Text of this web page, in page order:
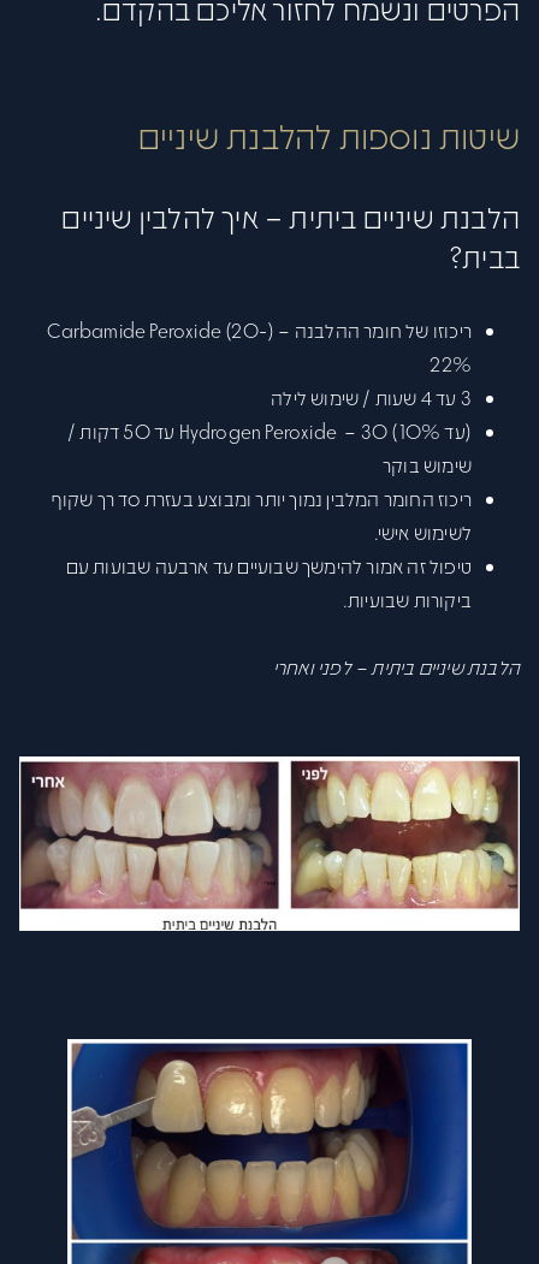
הפרטים ונשמח לחזור אליכם בהקדם.
שיטות נוספות להלבנת שיניים
הלבנת שיניים ביתית – איך להלבין שיניים
בבית?
ריכוזו של חומר ההלבנה – (Carbamide Peroxide (20-
22%
3 עד 4 שעות / שימוש לילה
(עד 10%) Hydrogen Peroxide – 30 עד 50 דקות /
שימוש בוקר
ריכוז החומר המלבין נמוך יותר ומבוצע בעזרת סד רך שקוף
לשימוש אישי.
טיפול זה אמור להימשך שבועיים עד ארבעה שבועות עם
ביקורות שבועיות.
הלבנת שיניים ביתית – לפני ואחרי